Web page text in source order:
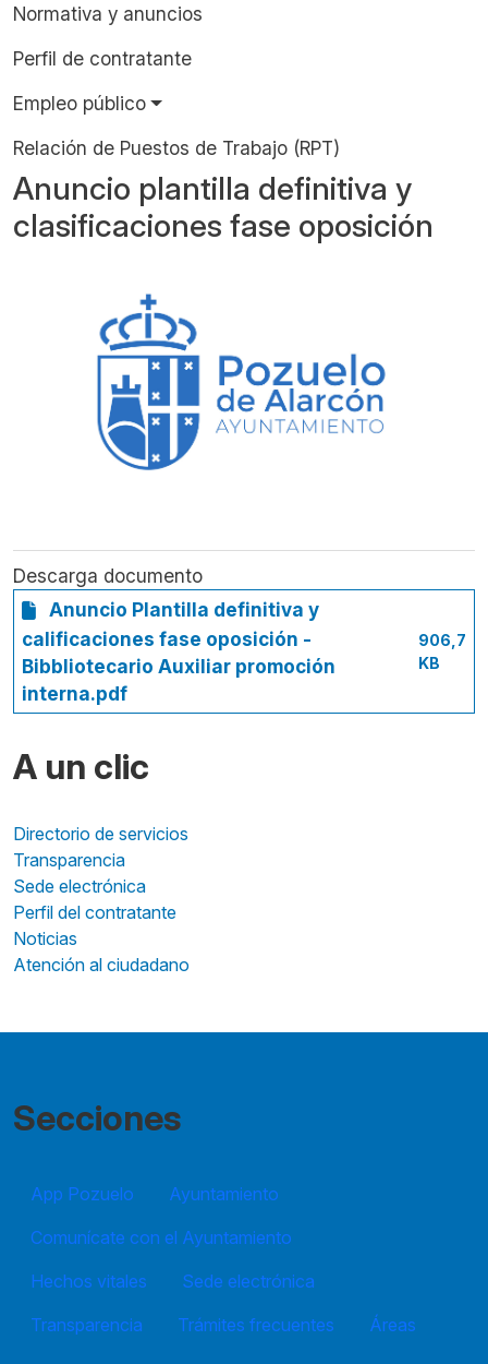
Normativa y anuncios
Perfil de contratante
Empleo público
Relación de Puestos de Trabajo (RPT)
Anuncio plantilla definitiva y
clasificaciones fase oposición
Descarga documento
Anuncio Plantilla definitiva y
calificaciones fase oposición -
Bibbliotecario Auxiliar promoción
interna.pdf
906,7
KB
A un clic
Directorio de servicios
Transparencia
Sede electrónica
Perfil del contratante
Noticias
Atención al ciudadano
Secciones
App Pozuelo
Ayuntamiento
Comunícate con el Ayuntamiento
Hechos vitales
Sede electrónica
Transparencia
Trámites frecuentes Áreas